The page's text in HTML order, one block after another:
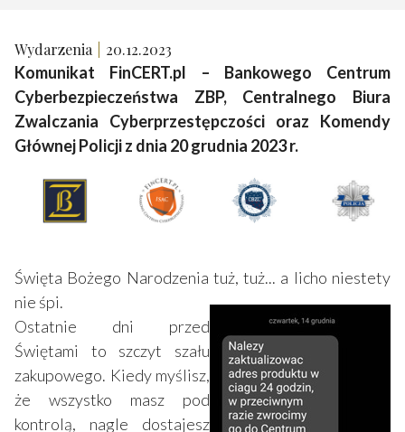
Wydarzenia 20.12.2023
Komunikat FinCERT.pl – Bankowego Centrum
Cyberbezpieczeństwa ZBP, Centralnego Biura
Zwalczania Cyberprzestępczości oraz Komendy
Głównej Policji z dnia 20 grudnia 2023 r.
Święta Bożego Narodzenia tuż, tuż... a licho niestety
nie śpi.
Ostatnie dni przed
Świętami to szczyt szału
zakupowego. Kiedy myślisz,
że wszystko masz pod
kontrolą, nagle dostajesz